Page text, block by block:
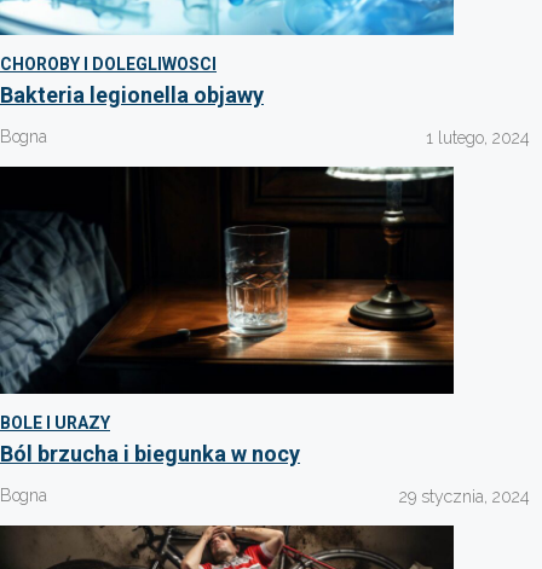
CHOROBY I DOLEGLIWOSCI
Bakteria legionella objawy
Bogna 1 lutego, 2024
BOLE I URAZY
Ból brzucha i biegunka w nocy
Bogna 29 stycznia, 2024